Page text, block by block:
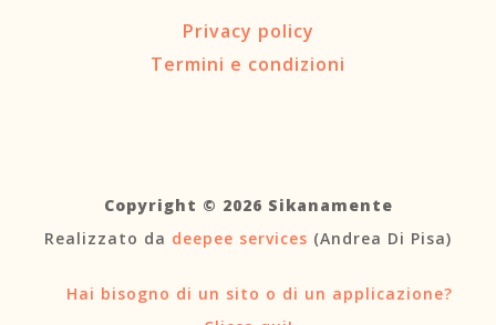
Privacy policy
Termini e condizioni
Copyright © 2026 Sikanamente
Realizzato da deepee services (Andrea Di Pisa)
Hai bisogno di un sito o di un applicazione?